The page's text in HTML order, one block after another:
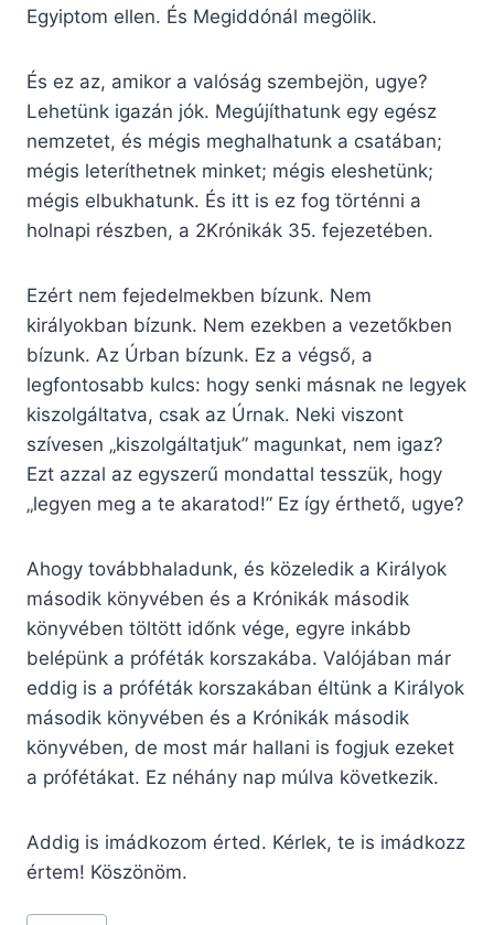
Egyiptom ellen. És Megiddónál megölik.
És ez az, amikor a valóság szembejön, ugye?
Lehetünk igazán jók. Megújíthatunk egy egész
nemzetet, és mégis meghalhatunk a csatában;
mégis leteríthetnek minket; mégis eleshetünk;
mégis elbukhatunk. És itt is ez fog történni a
holnapi részben, a 2Krónikák 35. fejezetében.
Ezért nem fejedelmekben bízunk. Nem
királyokban bízunk. Nem ezekben a vezetőkben
bízunk. Az Úrban bízunk. Ez a végső, a
legfontosabb kulcs: hogy senki másnak ne legyek
kiszolgáltatva, csak az Úrnak. Neki viszont
szívesen „kiszolgáltatjuk” magunkat, nem igaz?
Ezt azzal az egyszerű mondattal tesszük, hogy
„legyen meg a te akaratod!” Ez így érthető, ugye?
Ahogy továbbhaladunk, és közeledik a Királyok
második könyvében és a Krónikák második
könyvében töltött időnk vége, egyre inkább
belépünk a próféták korszakába. Valójában már
eddig is a próféták korszakában éltünk a Királyok
második könyvében és a Krónikák második
könyvében, de most már hallani is fogjuk ezeket
a prófétákat. Ez néhány nap múlva következik.
Addig is imádkozom érted. Kérlek, te is imádkozz
értem! Köszönöm.
Post